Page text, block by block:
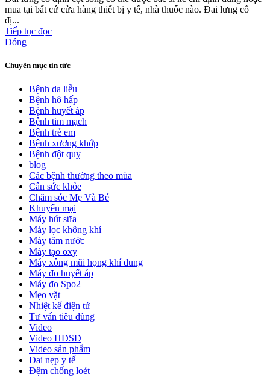
mua tại bất cứ cửa hàng thiết bị y tế, nhà thuốc nào. Đai lưng cố
đị...
Tiếp tục đọc
Đóng
Chuyên mục tin tức
Bệnh da liễu
Bệnh hô hấp
Bệnh huyết áp
Bệnh tim mạch
Bệnh trẻ em
Bệnh xương khớp
Bệnh đột quỵ
blog
Các bệnh thường theo mùa
Cân sức khỏe
Chăm sóc Mẹ Và Bé
Khuyến mại
Máy hút sữa
Máy lọc không khí
Máy tăm nước
Máy tạo oxy
Máy xông mũi họng khí dung
Máy đo huyết áp
Máy đo Spo2
Mẹo vặt
Nhiệt kế điện tử
Tư vấn tiêu dùng
Video
Video HDSD
Video sản phẩm
Đai nẹp y tế
Đệm chống loét